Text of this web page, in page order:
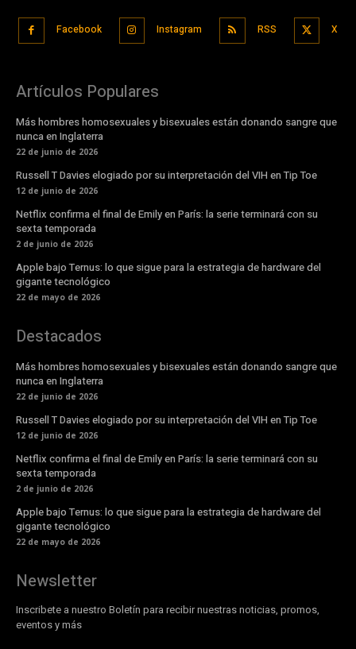
Facebook Instagram RSS X
Artículos Populares
Más hombres homosexuales y bisexuales están donando sangre que
nunca en Inglaterra
22 de junio de 2026
Russell T Davies elogiado por su interpretación del VIH en Tip Toe
12 de junio de 2026
Netflix confirma el final de Emily en París: la serie terminará con su
sexta temporada
2 de junio de 2026
Apple bajo Ternus: lo que sigue para la estrategia de hardware del
gigante tecnológico
22 de mayo de 2026
Destacados
Más hombres homosexuales y bisexuales están donando sangre que
nunca en Inglaterra
22 de junio de 2026
Russell T Davies elogiado por su interpretación del VIH en Tip Toe
12 de junio de 2026
Netflix confirma el final de Emily en París: la serie terminará con su
sexta temporada
2 de junio de 2026
Apple bajo Ternus: lo que sigue para la estrategia de hardware del
gigante tecnológico
22 de mayo de 2026
Newsletter
Inscribete a nuestro Boletín para recibir nuestras noticias, promos,
eventos y más